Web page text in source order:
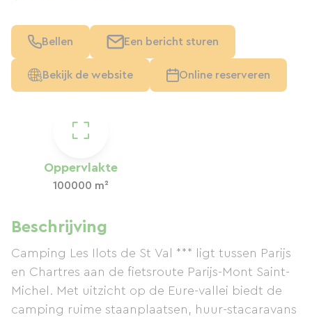
Oppervlakte
100000 m²
Beschrijving
Camping Les Ilots de St Val *** ligt tussen Parijs
en Chartres aan de fietsroute Parijs-Mont Saint-
Michel. Met uitzicht op de Eure-vallei biedt de
camping ruime staanplaatsen, huur-stacaravans
Bellen Een bericht sturen
Bekijk de website Online reserveren